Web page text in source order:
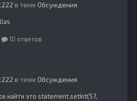
в теме Обсуждения
10 ответов
в теме Обсуждения
найти это statement.setInt(57,